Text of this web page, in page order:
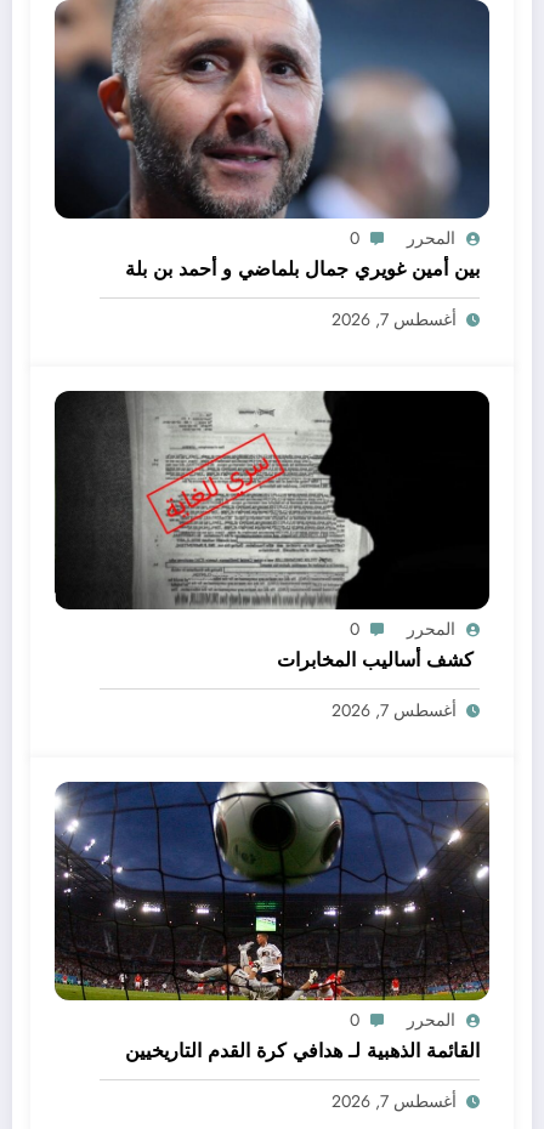
المحرر 0
بين أمين غويري جمال بلماضي و أحمد بن بلة
أغسطس 7, 2026
المحرر 0
كشف أساليب المخابرات
أغسطس 7, 2026
المحرر 0
القائمة الذهبية لـ هدافي كرة القدم التاريخيين
أغسطس 7, 2026